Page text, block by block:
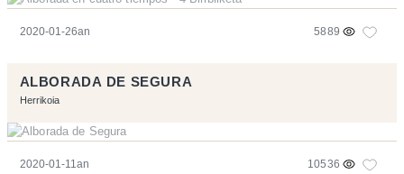
2020-01-26an 5889
ALBORADA DE SEGURA
Herrikoia
2020-01-11an 10536